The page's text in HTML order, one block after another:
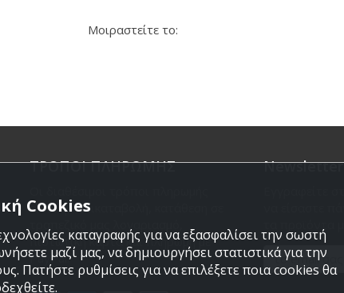
Μοιραστείτε το:
ΤΡΟΠΟΙ ΠΛΗΡΩΜΗΣ
είναι η Αντικαταβολή, κατάθεση σε
πιστωτική κάρτα και πληρωμή με
PayPal.
Newsletter
Cookies
καταγραφής για να εξασφαλίσει την σωστή
μαζί μας, να δημιουργήσει στατιστικά για την
Πατήστε ρυθμίσεις για να επιλέξετε ποια cookies θα